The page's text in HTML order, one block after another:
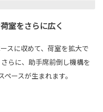
室をさらに広く
スに収めて、荷室を拡大で
らに、助手席前倒し機構を
ースが生まれます。